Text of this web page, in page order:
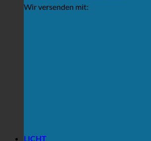
Wir versenden mit:
LICHT